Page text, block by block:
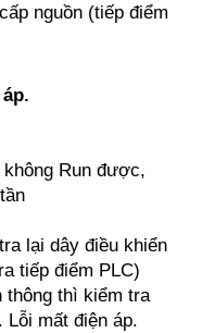
nguồn (tiếp điểm
Run được,
lại dây điều khiển
tiếp điểm PLC)
thông thì kiểm tra
Lỗi mất điện áp.